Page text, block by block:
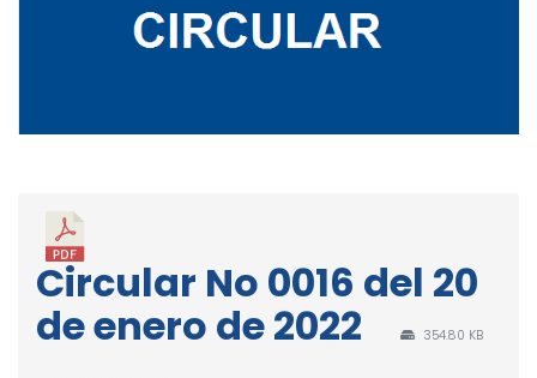
Circular No 0016 del 20
de enero de 2022
354.80 KB